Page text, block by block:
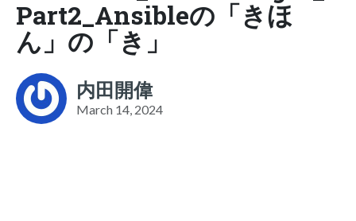
Part2_Ansibleの「きほ
ん」の「き」
内田開偉
March 14, 2024